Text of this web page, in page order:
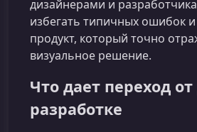
дизайнерами и
избегать типичных ошибок и
продукт, который точно
визуальное решение.
Что дает переход
разработке